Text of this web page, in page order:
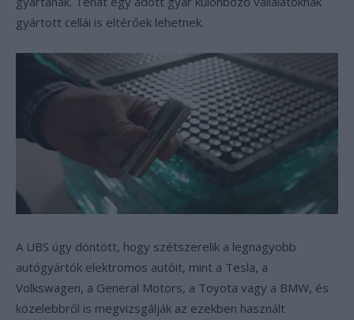
gyártott cellái is eltérőek lehetnek.
A UBS úgy döntött, hogy szétszerelik a legnagyobb
autógyártók elektromos autóit, mint a Tesla, a
Volkswagen, a General Motors, a Toyota vagy a BMW, és
közelebbről is megvizsgálják az ezekben használt